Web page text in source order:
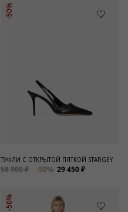
-50%
ТУФЛИ С ОТКРЫТОЙ ПЯТКОЙ STARGEY
58 900 ₽ -50% 29 450 ₽
-50%